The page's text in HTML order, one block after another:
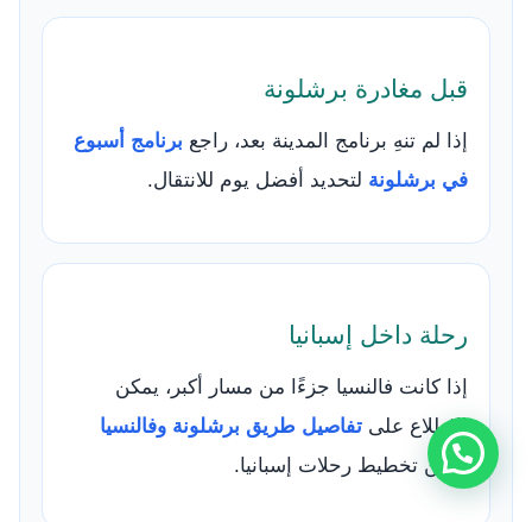
قبل مغادرة برشلونة
إذا لم تنهِ برنامج المدينة بعد، راجع برنامج أسبوع
في برشلونة لتحديد أفضل يوم للانتقال.
رحلة داخل إسبانيا
إذا كانت فالنسيا جزءًا من مسار أكبر، يمكن
الاطلاع على تفاصيل طريق برشلونة وفالنسيا
ضمن تخطيط رحلات إسبانيا.